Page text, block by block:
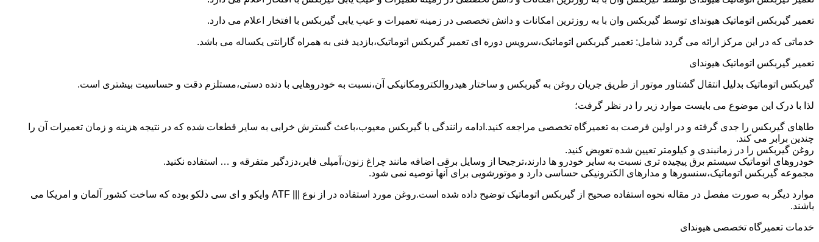
تعمیر گیربکس اتوماتیک هیوندای توسط گیربکس وان با به روزترین امکانات و دانش تخصصی در زمینه تعمیرات و عیب یابی گیربکس با افتخار اعلام می دارد.
خدماتی که در این مرکز ارائه می گردد شامل: تعمیر گیربکس اتوماتیک،سرویس دوره ای تعمیر گیربکس اتوماتیک،بازدید فنی به همراه گارانتی یکساله می باشد.
تعمیر گیربکس اتوماتیک هیوندای
گیربکس اتوماتیک بدلیل انتقال گشتاور موتور از طریق جریان روغن به گیربکس و ساختار هیدروالکترومکانیکی آن،نسبت به خودروهایی با دنده دستی،مستلزم دقت و حساسیت بیشتری است.
لذا با درک این موضوع می بایست موارد زیر را در نظر گرفت؛
طاهای گیربکس را جدی گرفته و در اولین فرصت به تعمیرگاه تخصصی مراجعه کنید.ادامه رانندگی با گیربکس معیوب،باعث گسترش خرابی به سایر قطعات شده که در نتیجه هزینه و زمان تعمیرات آن را
چندین برابر می کند.
روغن گیربکس را در زمانبندی و کیلومتر تعیین شده تعویض کنید.
خودروهای اتوماتیک سیستم برق پیچیده تری نسبت به سایر خودرو ها دارند،ترجیحا از وسایل برقی اضافه مانند چراغ زنون،آمپلی فایر،دزدگیر متفرقه و … استفاده نکنید.
مجموعه گیربکس اتوماتیک،سنسورها و مدارهای الکترونیکی حساسی دارد و موتورشویی برای آنها توصیه نمی شود.
موارد دیگر به صورت مفصل در مقاله نحوه استفاده صحیح از گیربکس اتوماتیک توضیح داده شده است.روغن مورد استفاده در از نوع ||| ATF وایکو و ای سی دلکو بوده که ساخت کشور آلمان و امریکا می
باشند.
خدمات تعمیرگاه تخصصی هیوندای